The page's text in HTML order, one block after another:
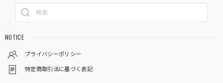
NOTICE
プライバシーポリシー
特定商取引法に基づく表記